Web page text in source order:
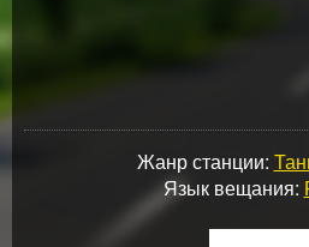
Жанр станции:
Язык вещания: